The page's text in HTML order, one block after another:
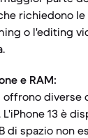
richiedono
o l'editing
e RAM:
diverse
13 è
di spazio non